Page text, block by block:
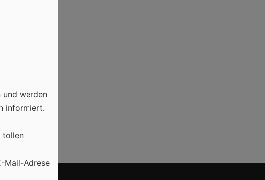
ihre
und werden
informiert.
tollen
Mail-Adrese